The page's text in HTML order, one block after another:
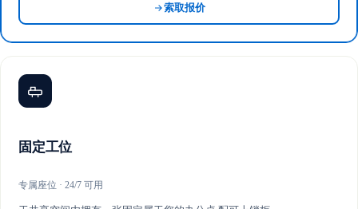
索取报价
固定工位
专属座位 · 24/7 可用